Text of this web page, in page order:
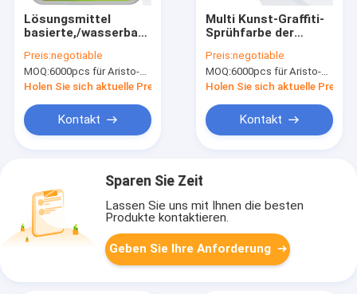
Lösungsmittel
basierte,/wasserbasierte
mit
fetter/mittlerer/dünner
Düse
Preis:negotiable
MOQ:6000pcs für Aristo-Marke, 15000pcs für Kundenmarke
Holen Sie sich aktuelle Preis
Kontakt
Multi Kunst-Graffiti-
Sprühfarbe der
Wand-/Haus-
Dekoration
Preis:negotiable
MOQ:6000pcs für Aristo-Marke, 15000pcs für Kundenmarke
Holen Sie sich aktuelle Preis
Kontakt
Sparen Sie Zeit
Lassen Sie uns mit Ihnen die besten
Produkte kontaktieren.
Geben Sie Ihre Anforderung